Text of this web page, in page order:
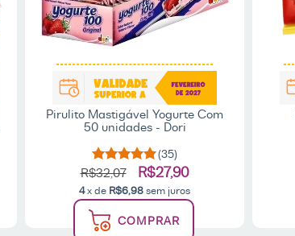
Pirulito Mastigável Yogurte Com
50 unidades - Dori
(35)
R$32,07 R$27,90
4x de R$6,98sem juros
COMPRAR